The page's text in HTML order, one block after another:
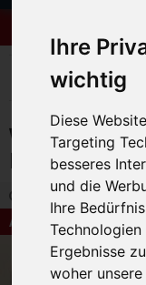
Ihre
wichtig
Diese
Targeting
besseres
und die
Ihre
Ergebnisse
woher
Bambolino > Magazin
WER ist der
Museum
4.12.2019 22:38 |
Aktuelles